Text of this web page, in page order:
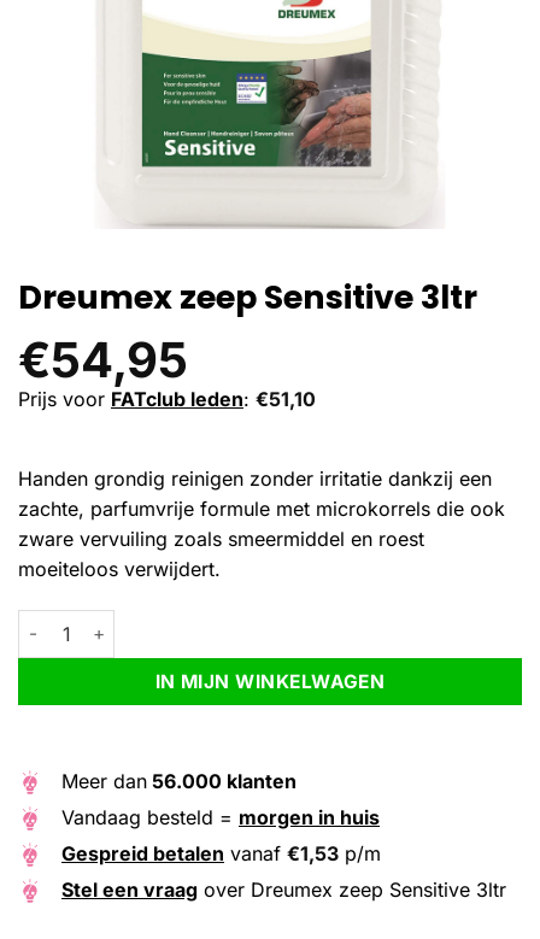
Dreumex zeep Sensitive 3ltr
€54,95
Prijs voor FATclub leden: €51,10
Handen grondig reinigen zonder irritatie dankzij een
zachte, parfumvrije formule met microkorrels die ook
zware vervuiling zoals smeermiddel en roest
moeiteloos verwijdert.
Dreumex zeep Sensitive 3ltr aantal
IN MIJN WINKELWAGEN
Alternative:
Meer dan 56.000 klanten
Vandaag besteld = morgen in huis
Gespreid betalen vanaf €1,53 p/m
Stel een vraag over Dreumex zeep Sensitive 3ltr